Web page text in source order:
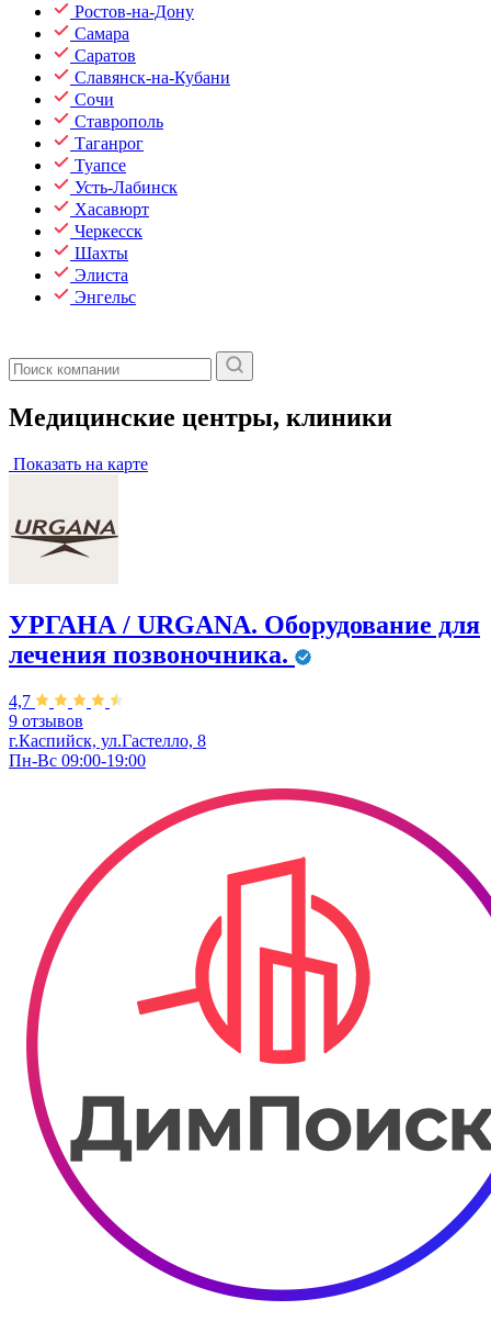
Ростов-на-Дону
Самара
Саратов
Славянск-на-Кубани
Сочи
Ставрополь
Таганрог
Туапсе
Усть-Лабинск
Хасавюрт
Черкесск
Шахты
Элиста
Энгельс
Медицинские центры, клиники
Показать на карте
УРГАНА / URGANA. Оборудование для
лечения позвоночника.
4,7
9 отзывов
г.Каспийск, ул.Гастелло, 8
Пн-Вс 09:00-19:00